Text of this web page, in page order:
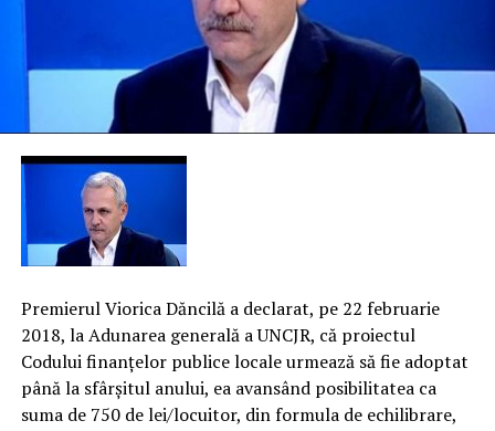
Premierul Viorica Dăncilă a declarat, pe 22 februarie
2018, la Adunarea generală a UNCJR, că proiectul
Codului finanţelor publice locale urmează să fie adoptat
până la sfârşitul anului, ea avansând posibilitatea ca
suma de 750 de lei/locuitor, din formula de echilibrare,